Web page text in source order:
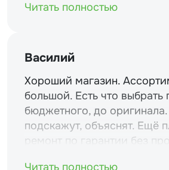
Читать полностью
Василий
Хороший магазин.
большой. Есть что выбрать
бюджетного, до оригинала.
подскажут, объяснят. Ещё
ремонт по гарантии без
Читать полностью